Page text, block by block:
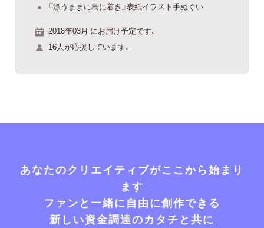
『漂うままに島に着き』表紙イラスト手ぬぐい
2018年03月 にお届け予定です。
16人が応援しています。
あなたのクリエイティブがここから始まり
ます
ファンと一緒に自由に創作できる
新しい資金調達のカタチと共に